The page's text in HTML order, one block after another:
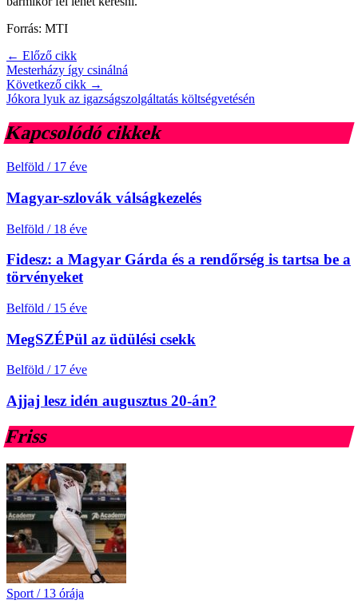
Forrás: MTI
← Előző cikk
Mesterházy így csinálná
Következő cikk →
Jókora lyuk az igazságszolgáltatás költségvetésén
Kapcsolódó cikkek
Belföld / 17 éve
Magyar-szlovák válságkezelés
Belföld / 18 éve
Fidesz: a Magyar Gárda és a rendőrség is tartsa be a
törvényeket
Belföld / 15 éve
MegSZÉPül az üdülési csekk
Belföld / 17 éve
Ajjaj lesz idén augusztus 20-án?
Friss
Sport / 13 órája